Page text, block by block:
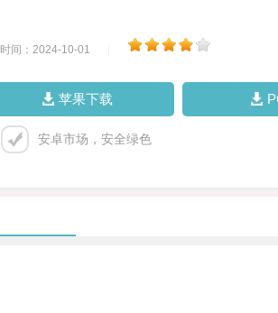
时间：2024-10-01
苹果下载
安卓市场，安全绿色